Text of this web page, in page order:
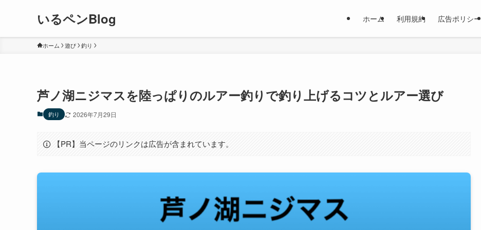
いるペンBlog ホーム 利用規約 広告ポリシー
ホーム 遊び 釣り
芦ノ湖ニジマスを陸っぱりのルアー釣りで釣り上げるコツとルアー選び
釣り 2026年7月29日
【PR】当ページのリンクは広告が含まれています。